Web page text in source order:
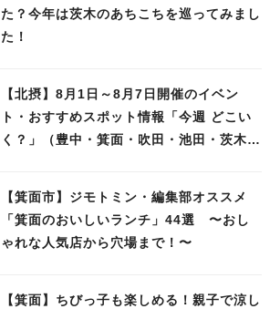
た？今年は茨木のあちこちを巡ってみまし
た！
【北摂】8月1日～8月7日開催のイベン
ト・おすすめスポット情報「今週 どこい
く？」（豊中・箕面・吹田・池田・茨木・
【箕面市】ジモトミン・編集部オススメ
「箕面のおいしいランチ」44選 〜おし
ゃれな人気店から穴場まで！〜
【箕面】ちびっ子も楽しめる！親子で涼し